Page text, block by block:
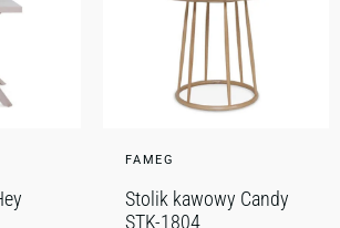
FAMEG
Stolik kawowy Candy
STK-1804